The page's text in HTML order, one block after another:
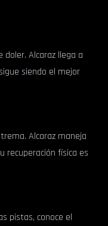
doler. Alcaraz llega a
siendo el mejor
Alcaraz maneja
recuperación física es
pistas, conoce el